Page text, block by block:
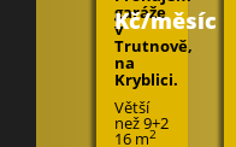
Kč/měsíc
garáže
v
Trutnově,
na
Kryblici.
Větší
než 9+2
16 m2